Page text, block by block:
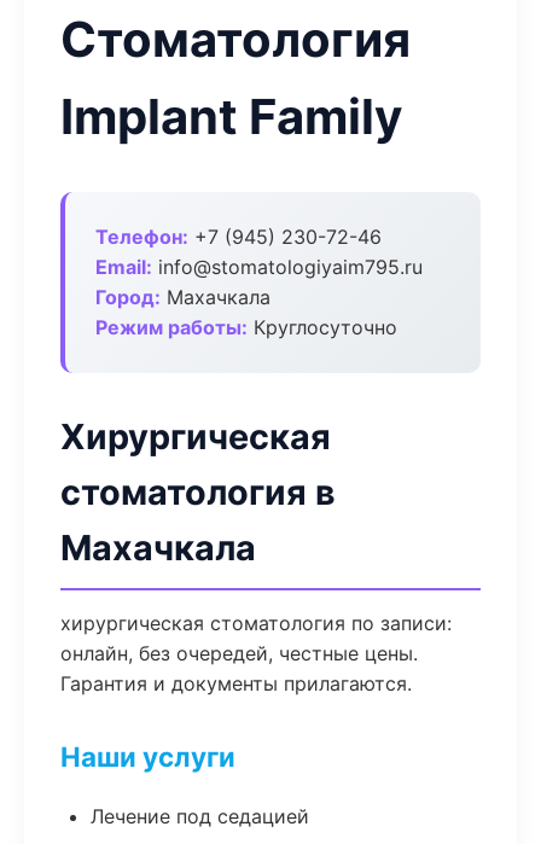
Стоматология
Implant Family
Телефон: +7 (945) 230-72-46
Email: info@stomatologiyaim795.ru
Город: Махачкала
Режим работы: Круглосуточно
Хирургическая
стоматология в
Махачкала
хирургическая стоматология по записи:
онлайн, без очередей, честные цены.
Гарантия и документы прилагаются.
Наши услуги
Лечение под седацией